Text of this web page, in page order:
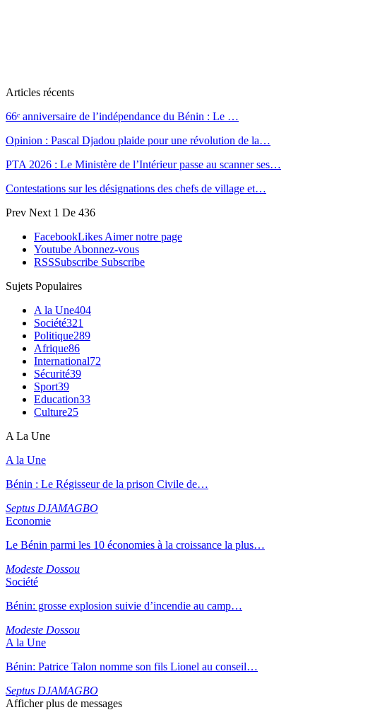
Articles récents
66ᵉ anniversaire de l’indépendance du Bénin : Le …
Opinion : Pascal Djadou plaide pour une révolution de la…
PTA 2026 : Le Ministère de l’Intérieur passe au scanner ses…
Contestations sur les désignations des chefs de village et…
Prev Next 1 De 436
FacebookLikes Aimer notre page
Youtube Abonnez-vous
RSSSubscribe Subscribe
Sujets Populaires
A la Une404
Société321
Politique289
Afrique86
International72
Sécurité39
Sport39
Education33
Culture25
A La Une
A la Une
Bénin : Le Régisseur de la prison Civile de…
Septus DJAMAGBO
Economie
Le Bénin parmi les 10 économies à la croissance la plus…
Modeste Dossou
Société
Bénin: grosse explosion suivie d’incendie au camp…
Modeste Dossou
A la Une
Bénin: Patrice Talon nomme son fils Lionel au conseil…
Septus DJAMAGBO
Afficher plus de messages